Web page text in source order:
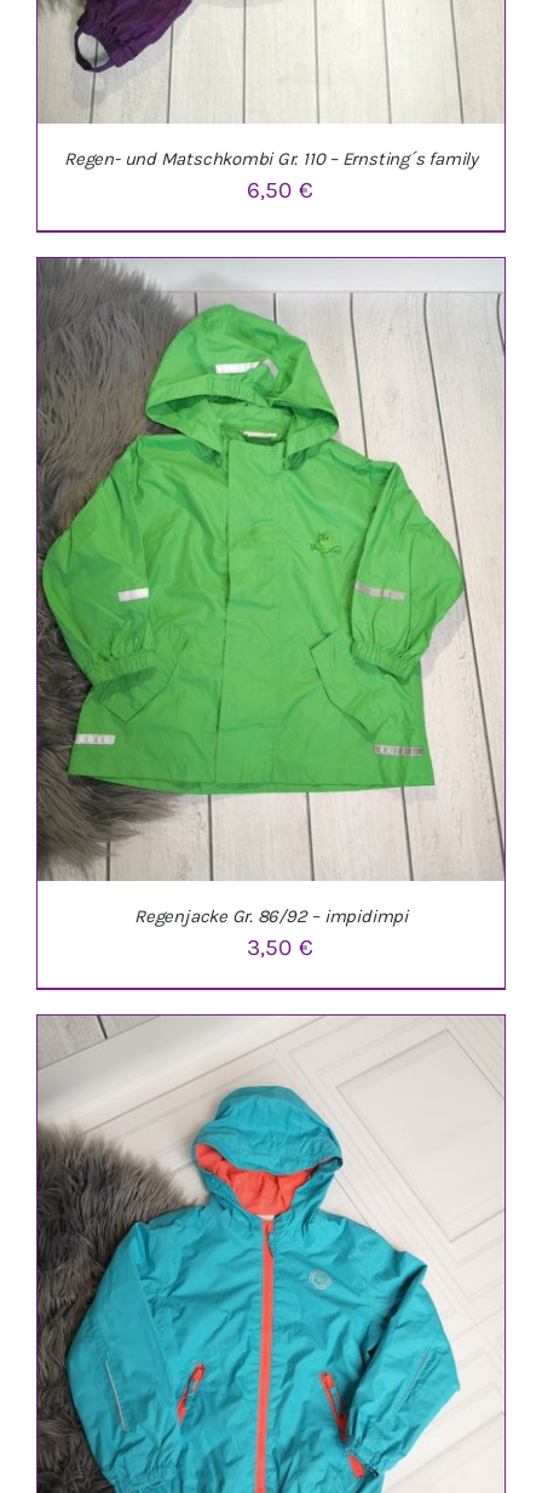
IN DEN WARENKORB / DETAILS
Regen- und Matschkombi Gr. 110 – Ernsting´s family
6,50€
IN DEN WARENKORB / DETAILS
Regenjacke Gr. 86/92 – impidimpi
3,50€